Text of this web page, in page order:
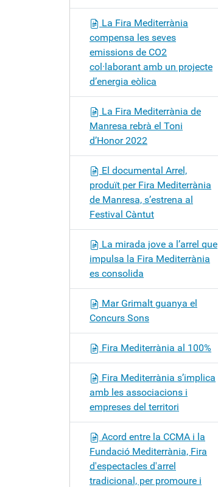
La Fira Mediterrània
compensa les seves
emissions de CO2
col·laborant amb un projecte
d’energia eòlica
La Fira Mediterrània de
Manresa rebrà el Toni
d’Honor 2022
El documental Arrel,
produït per Fira Mediterrània
de Manresa, s’estrena al
Festival Càntut
La mirada jove a l’arrel que
impulsa la Fira Mediterrània
es consolida
Mar Grimalt guanya el
Concurs Sons
Fira Mediterrània al 100%
Fira Mediterrània s’implica
amb les associacions i
empreses del territori
Acord entre la CCMA i la
Fundació Mediterrània, Fira
d'espectacles d'arrel
tradicional, per promoure i